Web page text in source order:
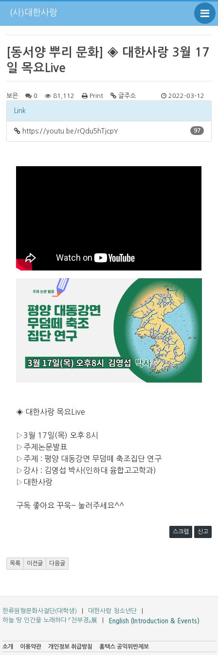
(사)대한사랑
[동서양 뿌리 문화] ◈ 대한사랑 3월 17
일 목요Live
보은 0 81,112 Print 글주소 2022-03-12
Link
https://youtu.be/rQdu5hTjcpY 97
◈ 대한사랑 목요Live
▷3월 17일(목) 오후 8시
▷주제논문발표
▷주제 : 평양 대동강면 무덤떼 축조집단 연구
▷강사 : 김영섭 박사(인하대 융합고고학과)
▷대한사랑
구독 좋아요 꾸욱~ 눌러주세요^^
스크랩 신고
목록 이전글 다음글
한류원형문화사절단(대학생)
대한사랑 청소년단
하늘.땅.인간을 노래하다 『천부경』展
English (Introduction & Events)
소개 이용약관 개인정보 취급방침 홈택스 공익위반제보